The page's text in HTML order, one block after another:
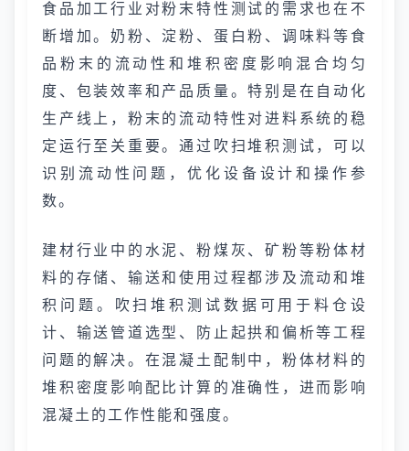
食品加工行业对粉末特性测试的需求也在不
断增加。奶粉、淀粉、蛋白粉、调味料等食
品粉末的流动性和堆积密度影响混合均匀
度、包装效率和产品质量。特别是在自动化
生产线上，粉末的流动特性对进料系统的稳
定运行至关重要。通过吹扫堆积测试，可以
识别流动性问题，优化设备设计和操作参
数。
建材行业中的水泥、粉煤灰、矿粉等粉体材
料的存储、输送和使用过程都涉及流动和堆
积问题。吹扫堆积测试数据可用于料仓设
计、输送管道选型、防止起拱和偏析等工程
问题的解决。在混凝土配制中，粉体材料的
堆积密度影响配比计算的准确性，进而影响
混凝土的工作性能和强度。